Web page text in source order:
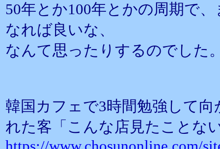
50年とか100年とかの周期で
なれば良いな、
なんて思ったりするのでした
韓国カフェで3時間勉強して
れた客「こんな店見たことな